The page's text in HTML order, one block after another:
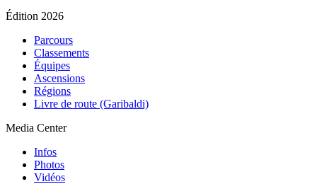
Édition 2026
Parcours
Classements
Équipes
Ascensions
Régions
Livre de route (Garibaldi)
Media Center
Infos
Photos
Vidéos